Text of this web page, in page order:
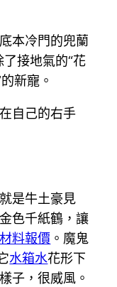
本冷門的兜蘭
了接地氣的“花
新寵。
自己的右手
是牛土豪見
色千紙鶴，讓
料報價 。魔鬼
水箱水花形下
子，很威風。